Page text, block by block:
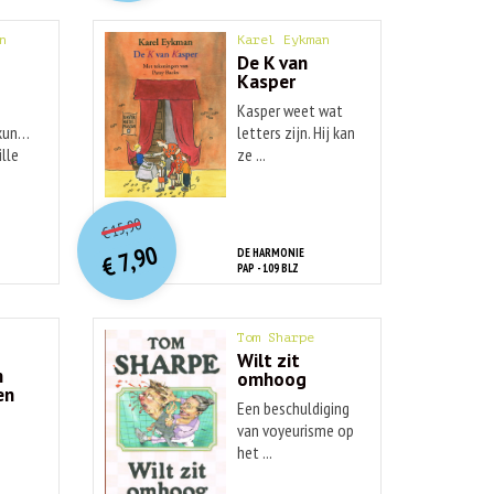
Karel Eykman
De K van
Kasper
Kasper weet wat
letters zijn. Hij kan
ze ...
DE HARMONIE
PAP - 109 BLZ
€15,90O
orspr
onkelijke
prijs
was:
€ 15,90.
€7,90
Huidige
prijs
is:
€ 7,90.
Tom Sharpe
Wilt zit
omhoog
Een beschuldiging
van voyeurisme op
het ...